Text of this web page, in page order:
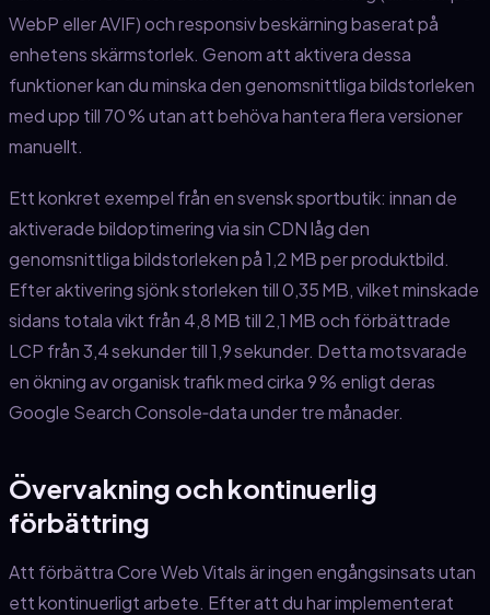
WebP eller AVIF) och responsiv beskärning baserat på
enhetens skärmstorlek. Genom att aktivera dessa
funktioner kan du minska den genomsnittliga bildstorleken
med upp till 70 % utan att behöva hantera flera versioner
manuellt.
Ett konkret exempel från en svensk sportbutik: innan de
aktiverade bildoptimering via sin CDN låg den
genomsnittliga bildstorleken på 1,2 MB per produktbild.
Efter aktivering sjönk storleken till 0,35 MB, vilket minskade
sidans totala vikt från 4,8 MB till 2,1 MB och förbättrade
LCP från 3,4 sekunder till 1,9 sekunder. Detta motsvarade
en ökning av organisk trafik med cirka 9 % enligt deras
Google Search Console‑data under tre månader.
Övervakning och kontinuerlig
förbättring
Att förbättra Core Web Vitals är ingen engångsinsats utan
ett kontinuerligt arbete. Efter att du har implementerat